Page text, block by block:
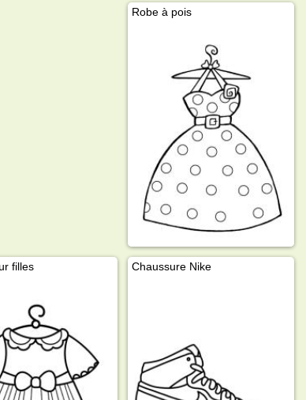
Robe à pois
filles Chaussure Nike